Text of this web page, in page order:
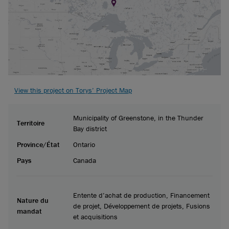
View this project on Torys’ Project Map
Territoire
Municipality of Greenstone, in the Thunder
Bay district
Province/État
Ontario
Pays
Canada
Nature du
mandat
Entente d’achat de production, Financement
de projet, Développement de projets, Fusions
et acquisitions